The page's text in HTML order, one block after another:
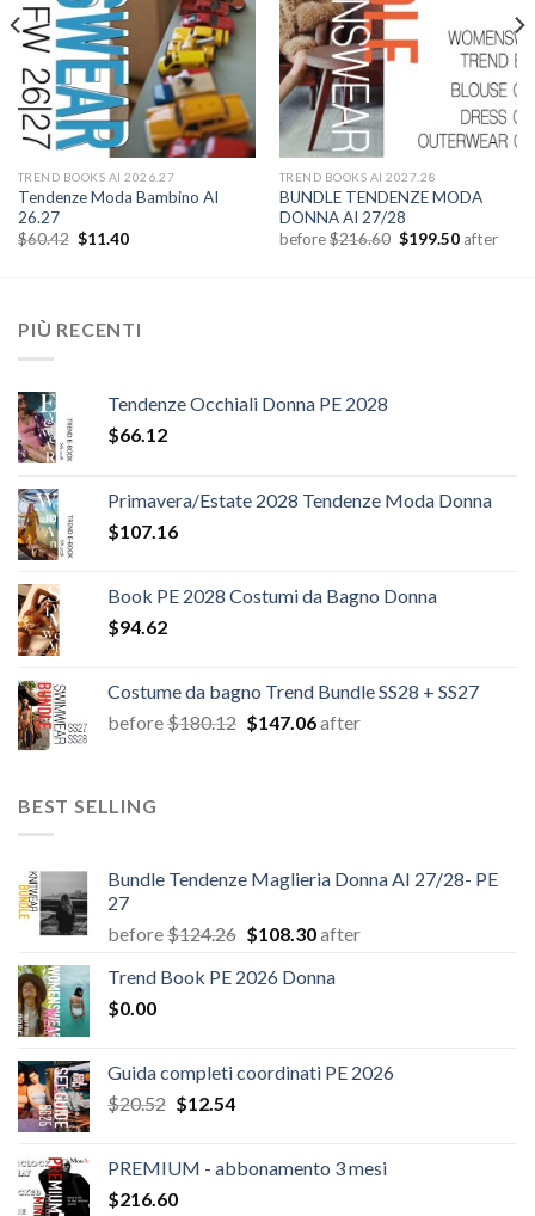
TREND BOOKS AI 2026.27
Tendenze Moda Bambino AI
26.27
$60.42 Il
$11.40Il
TREND BOOKS AI 2027.28
BUNDLE TENDENZE MODA
DONNA AI 27/28
before$216.60 Il
$199.50Il
after
PIÙ RECENTI
Tendenze Occhiali Donna PE 2028
$66.12
Primavera/Estate 2028 Tendenze Moda Donna
$107.16
Book PE 2028 Costumi da Bagno Donna
$94.62
Costume da bagno Trend Bundle SS28 + SS27
before$180.12 Il
$147.06Il
after
BEST SELLING
Bundle Tendenze Maglieria Donna AI 27/28- PE
27
before$124.26 Il
originale
$108.30Il
attuale
after
Trend Book PE 2026 Donna
$0.00
Guida completi coordinati PE 2026
$20.52 Il
era:
$20.52.
$12.54Il
è:
PREMIUM - abbonamento 3 mesi
$216.60